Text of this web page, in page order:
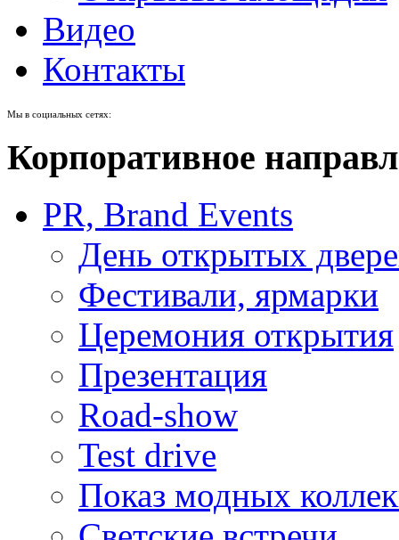
Видео
Контакты
Мы в социальных сетях:
Корпоративное
PR, Brand Events
День открытых
Фестивали, ярмарки
Церемония открытия
Презентация
Road-show
Test drive
Показ модных